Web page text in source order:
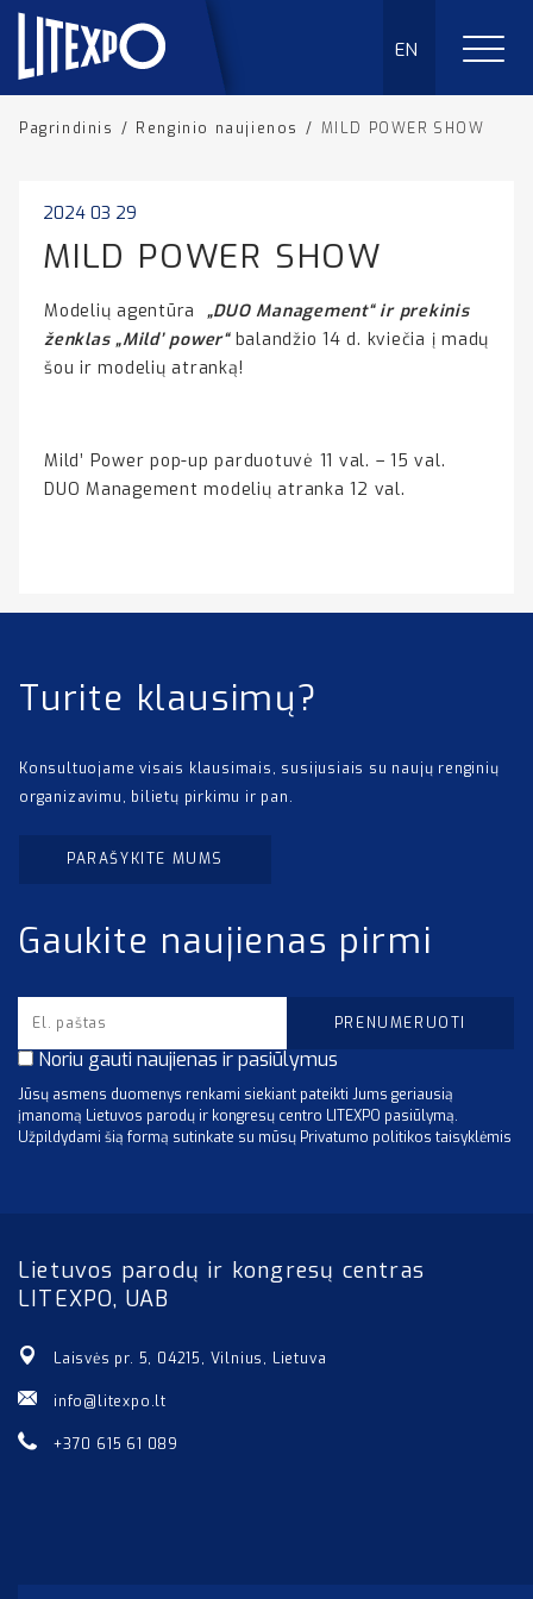
EN
Pagrindinis / Renginio naujienos / MILD POWER SHOW
2024 03 29
MILD POWER SHOW
Modelių agentūra „DUO Management“ ir prekinis
ženklas „Mild’ power“ balandžio 14 d. kviečia į madų
šou ir modelių atranką!
Mild’ Power pop-up parduotuvė 11 val. – 15 val.
DUO Management modelių atranka 12 val.
Turite klausimų?
Konsultuojame visais klausimais, susijusiais su naujų renginių
organizavimu, bilietų pirkimu ir pan.
PARAŠYKITE MUMS
Gaukite naujienas pirmi
Noriu gauti naujienas ir pasiūlymus
Jūsų asmens duomenys renkami siekiant pateikti Jums geriausią
įmanomą Lietuvos parodų ir kongresų centro LITEXPO pasiūlymą.
Užpildydami šią formą sutinkate su mūsų Privatumo politikos taisyklėmis
Lietuvos parodų ir kongresų centras
LITEXPO, UAB
Laisvės pr. 5, 04215, Vilnius, Lietuva
info@litexpo.lt
+370 615 61 089